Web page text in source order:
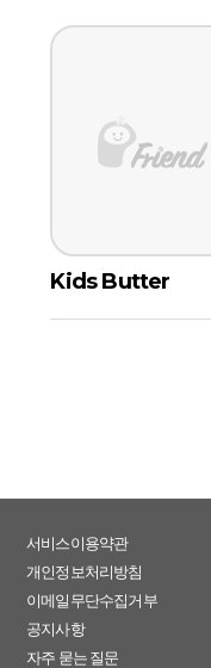
Kids Butter
서비스이용약관
개인정보처리방침
이메일무단수집거부
공지사항
자주 묻는 질문